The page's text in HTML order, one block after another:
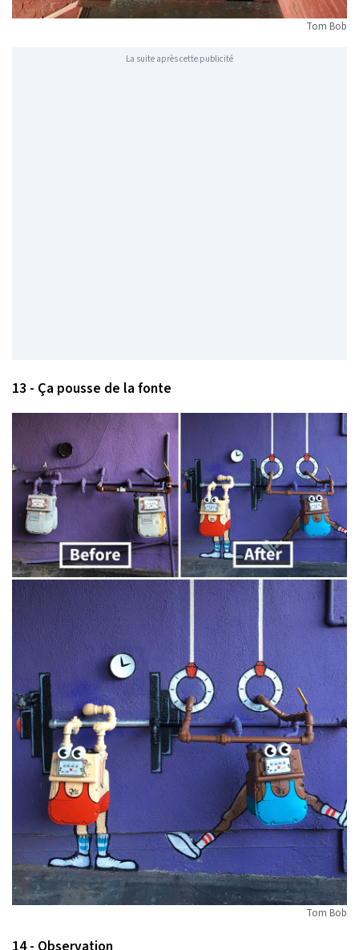
Tom Bob
La suite après cette publicité
13 - Ça pousse de la fonte
Tom Bob